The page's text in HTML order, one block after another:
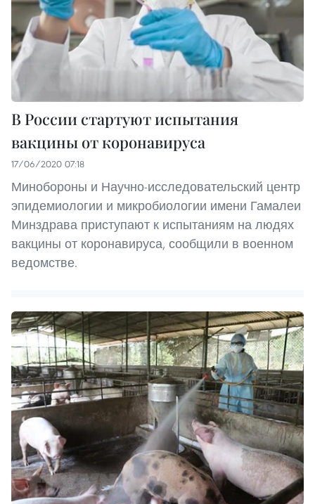
В России стартуют испытания
вакцины от коронавируса
17/06/2020 07:18
Минобороны и Научно-исследовательский центр
эпидемиологии и микробиологии имени Гамалеи
Минздрава приступают к испытаниям на людях
вакцины от коронавируса, сообщили в военном
ведомстве.